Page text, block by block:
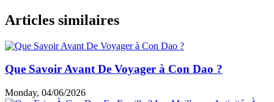
Articles similaires
Que Savoir Avant De Voyager à Con Dao ?
Monday, 04/06/2026